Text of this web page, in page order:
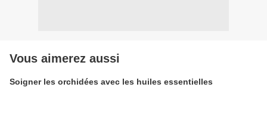
Vous aimerez aussi
Soigner les orchidées avec les huiles essentielles